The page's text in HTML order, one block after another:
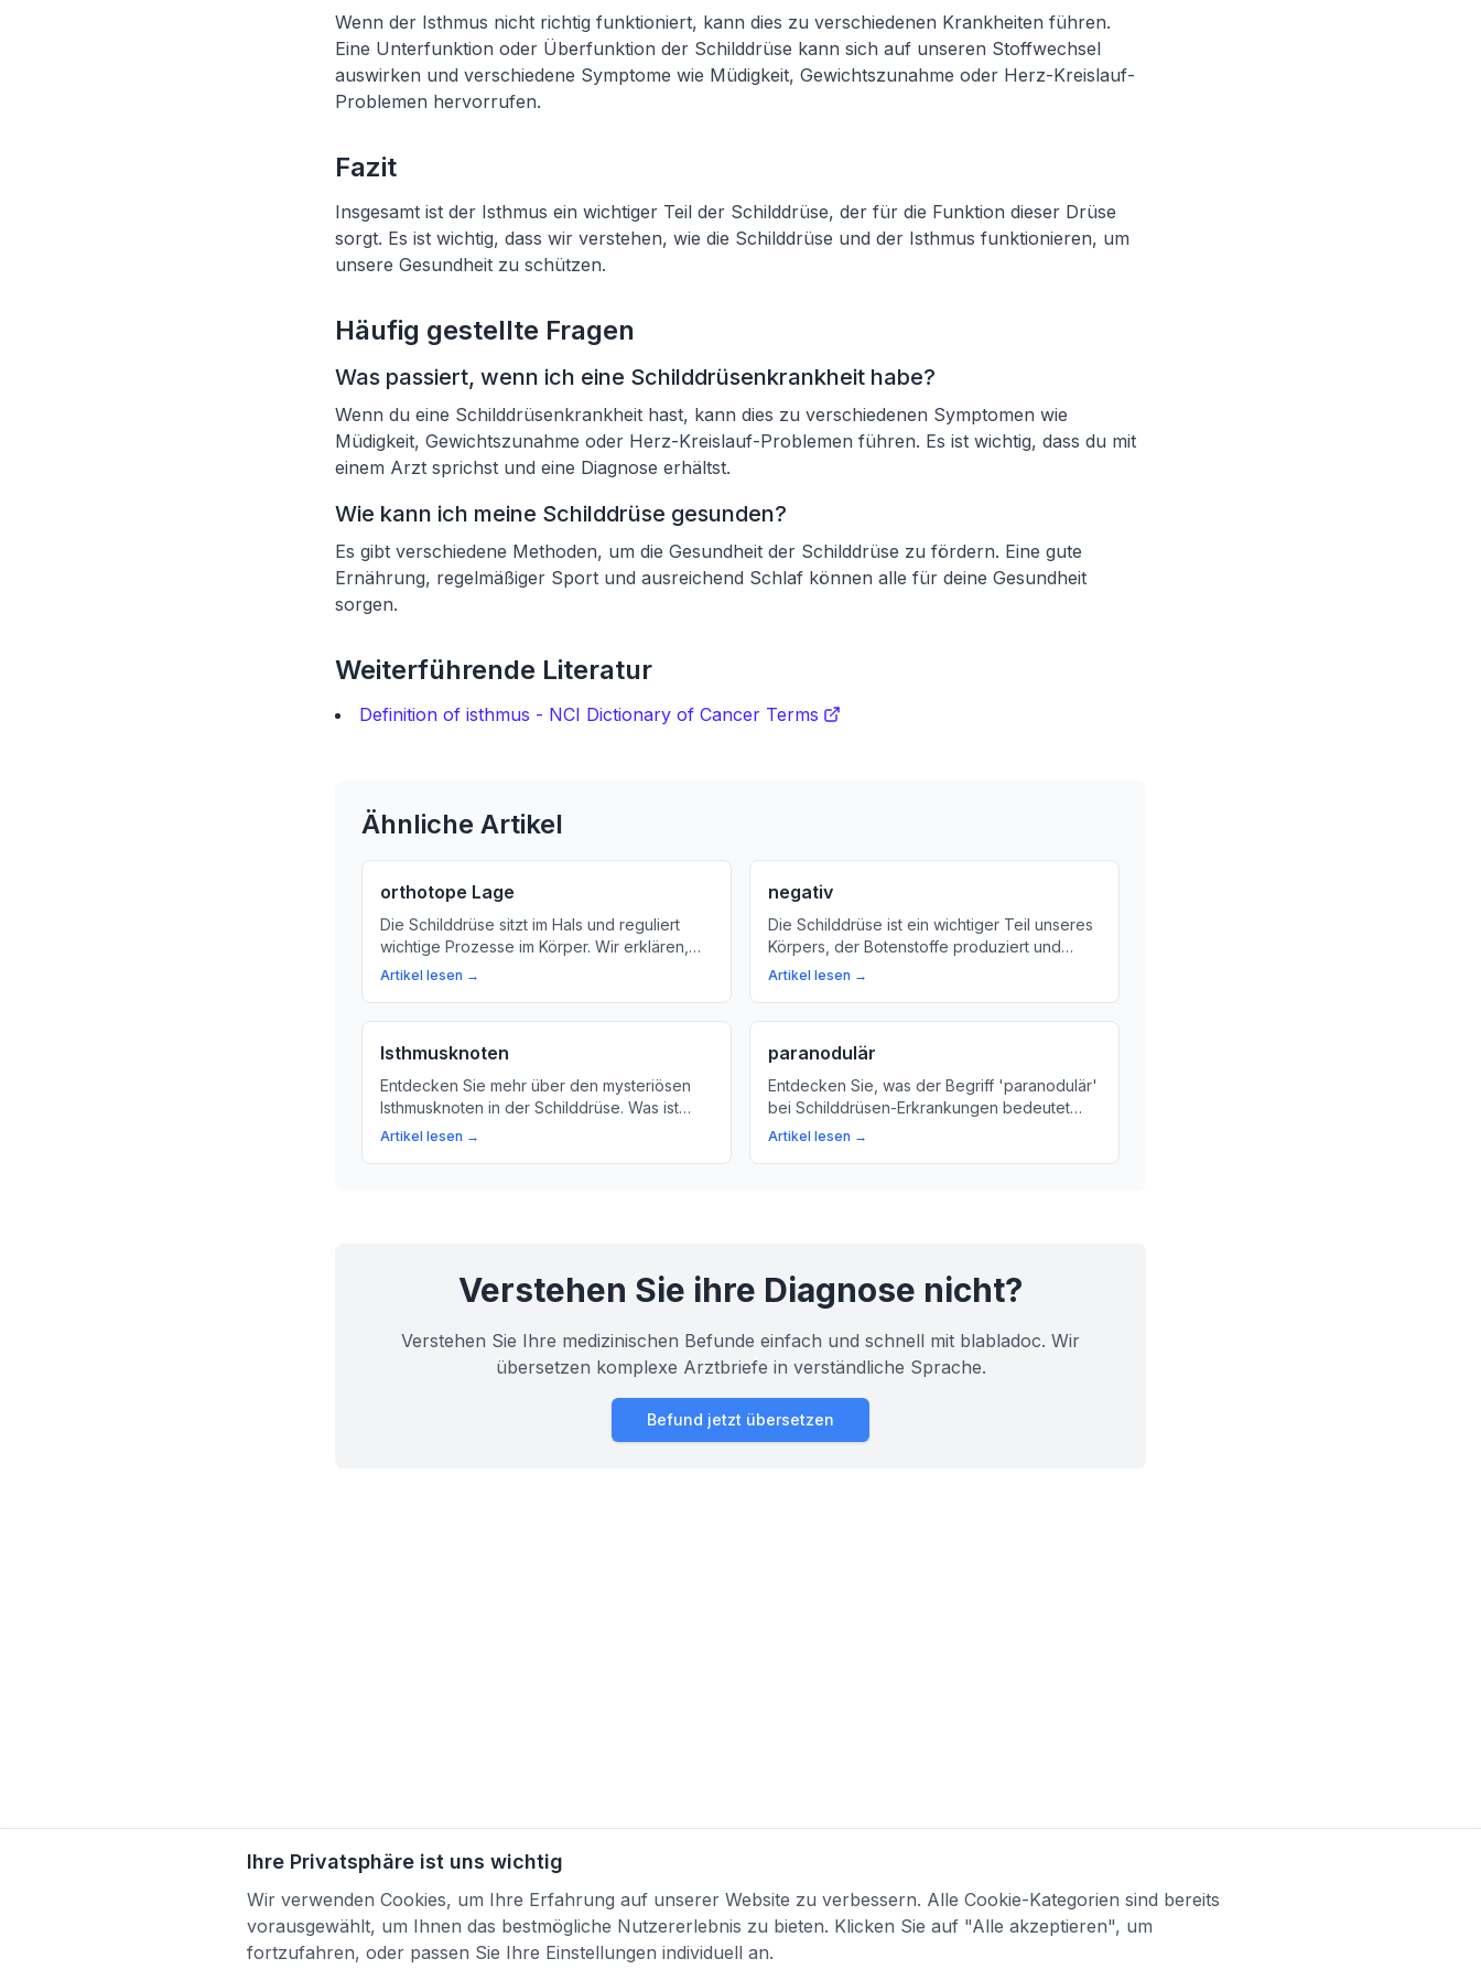
Wenn der Isthmus nicht richtig funktioniert, kann dies zu verschiedenen Krankheiten führen.
Eine Unterfunktion oder Überfunktion der Schilddrüse kann sich auf unseren Stoffwechsel
auswirken und verschiedene Symptome wie Müdigkeit, Gewichtszunahme oder Herz-Kreislauf-
Problemen hervorrufen.
Fazit
Insgesamt ist der Isthmus ein wichtiger Teil der Schilddrüse, der für die Funktion dieser Drüse
sorgt. Es ist wichtig, dass wir verstehen, wie die Schilddrüse und der Isthmus funktionieren, um
unsere Gesundheit zu schützen.
Häufig gestellte Fragen
Was passiert, wenn ich eine Schilddrüsenkrankheit habe?
Wenn du eine Schilddrüsenkrankheit hast, kann dies zu verschiedenen Symptomen wie
Müdigkeit, Gewichtszunahme oder Herz-Kreislauf-Problemen führen. Es ist wichtig, dass du mit
einem Arzt sprichst und eine Diagnose erhältst.
Wie kann ich meine Schilddrüse gesunden?
Es gibt verschiedene Methoden, um die Gesundheit der Schilddrüse zu fördern. Eine gute
Ernährung, regelmäßiger Sport und ausreichend Schlaf können alle für deine Gesundheit
sorgen.
Weiterführende Literatur
Definition of isthmus - NCI Dictionary of Cancer Terms
Ähnliche Artikel
orthotope Lage
Die Schilddrüse sitzt im Hals und reguliert
wichtige Prozesse im Körper. Wir erklären,
was die orthotope Lage bedeutet und warum
Artikel lesen →
negativ
Die Schilddrüse ist ein wichtiger Teil unseres
Körpers, der Botenstoffe produziert und
reguliert. Erfahren Sie mehr über die
Artikel lesen →
Isthmusknoten
Entdecken Sie mehr über den mysteriösen
Isthmusknoten in der Schilddrüse. Was ist
das, wie entsteht er und was sind seine
Artikel lesen →
paranodulär
Entdecken Sie, was der Begriff 'paranodulär'
bei Schilddrüsen-Erkrankungen bedeutet
und wie Knoten in der Schilddrüse Ihre
Artikel lesen →
Verstehen Sie ihre Diagnose nicht?
Verstehen Sie Ihre medizinischen Befunde einfach und schnell mit blabladoc. Wir
übersetzen komplexe Arztbriefe in verständliche Sprache.
Befund jetzt übersetzen
Ihre Privatsphäre ist uns wichtig
Wir verwenden Cookies, um Ihre Erfahrung auf unserer Website zu verbessern. Alle Cookie-Kategorien sind bereits
vorausgewählt, um Ihnen das bestmögliche Nutzererlebnis zu bieten. Klicken Sie auf "Alle akzeptieren", um
fortzufahren, oder passen Sie Ihre Einstellungen individuell an.